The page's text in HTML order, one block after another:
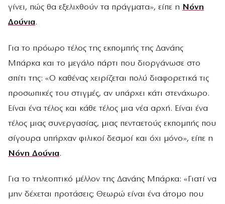
γίνει, πώς θα εξελιχθούν τα πράγματα», είπε η Νόνη
Δούνια.
Για το πρόωρο τέλος της εκπομπής της Δανάης
Μπάρκα και το μεγάλο πάρτι που διοργάνωσε στο
σπίτι της: «Ο καθένας χειρίζεται πολύ διαφορετικά τις
προσωπικές του στιγμές, αν υπάρχει κάτι στενάχωρο.
Είναι ένα τέλος και κάθε τέλος μια νέα αρχή. Είναι ένα
τέλος μιας συνεργασίας, μιας πενταετούς εκπομπής που
σίγουρα υπήρχαν φιλικοί δεσμοί και όχι μόνο», είπε η
Νόνη Δούνια.
Για το τηλεοπτικό μέλλον της Δανάης Μπάρκα: «Γιατί να
μην δέχεται προτάσεις; Θεωρώ είναι ένα άτομο που